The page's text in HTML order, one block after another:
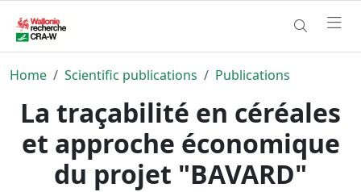
Home Scientific publications Publications
La traçabilité en céréales
et approche économique
du projet "BAVARD"